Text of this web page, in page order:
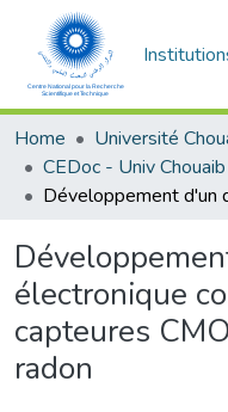
Home
électronique
capteures
radon